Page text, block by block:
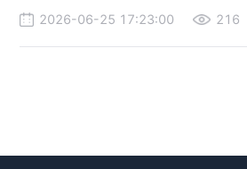
是实打实能落地的解决方案。
2026-06-25 17:23:00 216